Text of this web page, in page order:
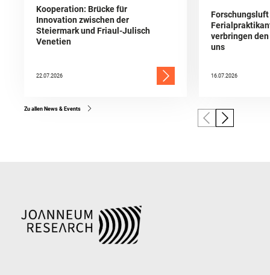
Kooperation: Brücke für
Innovation zwischen der
Steiermark und Friaul-Julisch
Venetien
22.07.2026
verbringen
uns
16.07.2026
Zu allen News & Events